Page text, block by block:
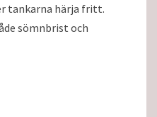
tankarna härja fritt.
sömnbrist och